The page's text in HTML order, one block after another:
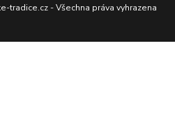
tradice.cz - Všechna práva vyhrazena